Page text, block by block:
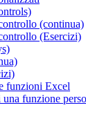
(continua)
(Esercizi)
funzioni Excel
funzione